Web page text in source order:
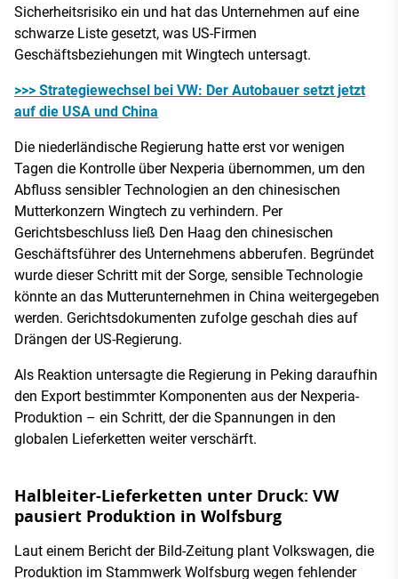
Sicherheitsrisiko ein und hat das Unternehmen auf eine
schwarze Liste gesetzt, was US-Firmen
Geschäftsbeziehungen mit Wingtech untersagt.
>>> Strategiewechsel bei VW: Der Autobauer setzt jetzt
auf die USA und China
Die niederländische Regierung hatte erst vor wenigen
Tagen die Kontrolle über Nexperia übernommen, um den
Abfluss sensibler Technologien an den chinesischen
Mutterkonzern Wingtech zu verhindern. Per
Gerichtsbeschluss ließ Den Haag den chinesischen
Geschäftsführer des Unternehmens abberufen. Begründet
wurde dieser Schritt mit der Sorge, sensible Technologie
könnte an das Mutterunternehmen in China weitergegeben
werden. Gerichtsdokumenten zufolge geschah dies auf
Drängen der US-Regierung.
Als Reaktion untersagte die Regierung in Peking daraufhin
den Export bestimmter Komponenten aus der Nexperia-
Produktion – ein Schritt, der die Spannungen in den
globalen Lieferketten weiter verschärft.
Halbleiter-Lieferketten unter Druck: VW
pausiert Produktion in Wolfsburg
Laut einem Bericht der Bild-Zeitung plant Volkswagen, die
Produktion im Stammwerk Wolfsburg wegen fehlender